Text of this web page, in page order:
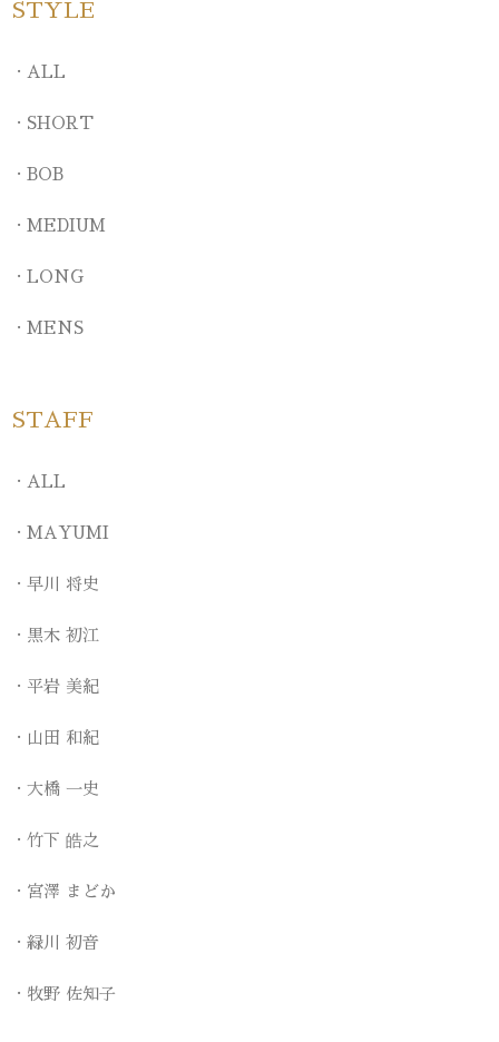
STYLE
ALL
SHORT
BOB
MEDIUM
LONG
MENS
STAFF
ALL
MAYUMI
早川 将史
黒木 初江
平岩 美紀
山田 和紀
大橋 一史
竹下 皓之
宮澤 まどか
緑川 初音
牧野 佐知子